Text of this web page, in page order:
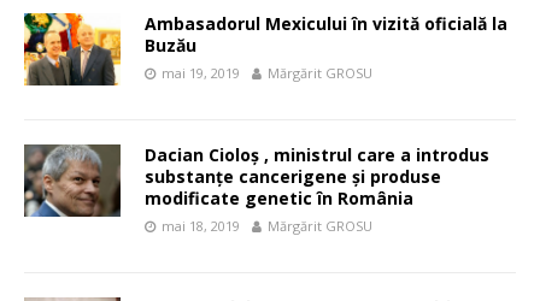
Ambasadorul Mexicului în vizită oficială la
Buzău
mai 19, 2019 Mărgărit GROSU
Dacian Cioloș , ministrul care a introdus
substanțe cancerigene și produse
modificate genetic în România
mai 18, 2019 Mărgărit GROSU